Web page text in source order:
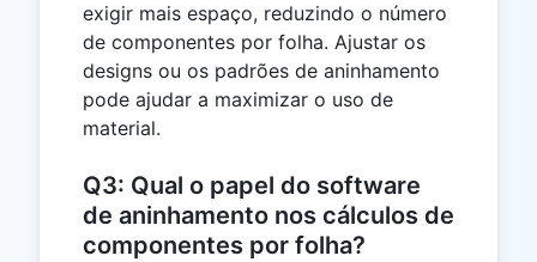
exigir mais espaço, reduzindo o número
de componentes por folha. Ajustar os
designs ou os padrões de aninhamento
pode ajudar a maximizar o uso de
material.
Q3: Qual o papel do software
de aninhamento nos cálculos de
componentes por folha?